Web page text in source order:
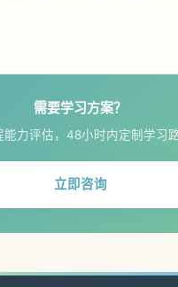
需要学习方案？
能力评估，48小时内定制学习
立即咨询